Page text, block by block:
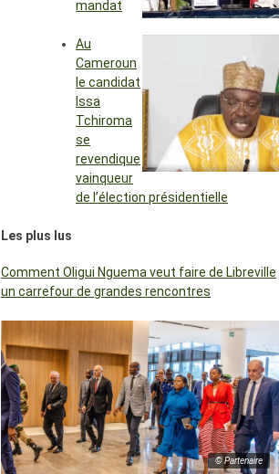
mandat
Au
Cameroun
le candidat
Issa
Tchiroma
se
revendique
vainqueur
de l’élection présidentielle
Les plus lus
Comment Oligui Nguema veut faire de Libreville
un carrefour de grandes rencontres
© Partenaire